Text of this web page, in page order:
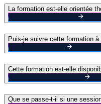
La formation est-elle orientée
Puis-je suivre cette formation
Cette formation est-elle
Que se passe-t-il si une